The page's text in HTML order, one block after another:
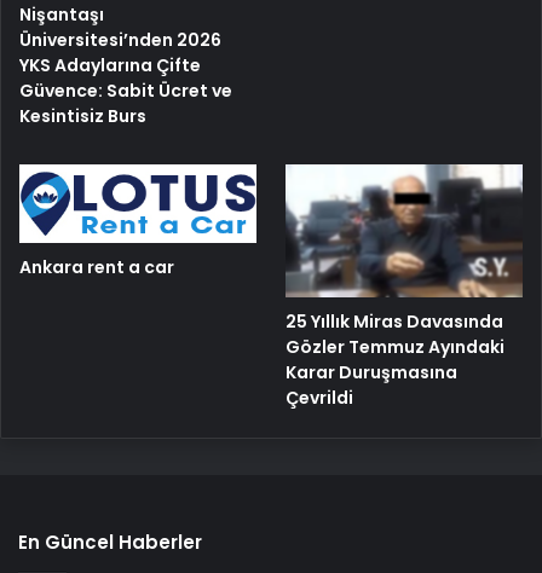
Nişantaşı
Üniversitesi’nden 2026
YKS Adaylarına Çifte
Güvence: Sabit Ücret ve
Kesintisiz Burs
Ankara rent a car
25 Yıllık Miras Davasında
Gözler Temmuz Ayındaki
Karar Duruşmasına
Çevrildi
En Güncel Haberler